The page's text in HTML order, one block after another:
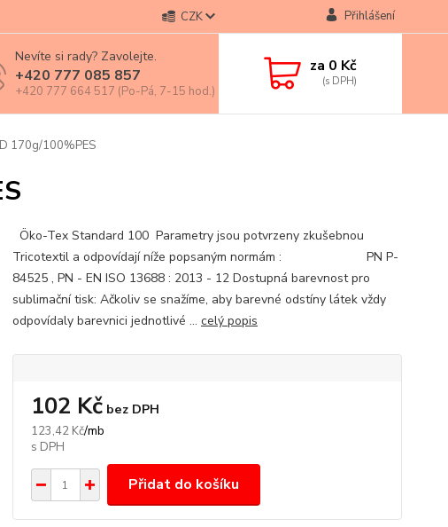
CZK Přihlášení
Nevíte si rady? Zavolejte.
+420 777 085 857
+420 777 664 517 (Po-Pá, 7-15 hod.)
za 0 Kč
170g/100%PES
Öko-Tex Standard 100 Parametry jsou potvrzeny zkušebnou
Tricotextil a odpovídají níže popsaným normám : PN P-
84525 , PN - EN ISO 13688 : 2013 - 12 Dostupná barevnost pro
sublimační tisk: Ačkoliv se snažíme, aby barevné odstíny látek vždy
odpovídaly barevnici jednotlivé ... celý popis
123,42 Kč/mb
102 Kč bez DPH
Přidat do košíku